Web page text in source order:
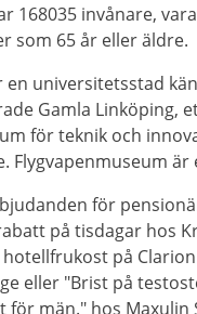
168035 invånare,
som 65 år eller äldre.
en universitetsstad
Gamla Linköping,
för teknik och
Flygvapenmuseum
för
på tisdagar hos
på
eller "Brist på
för män." hos Maxulin